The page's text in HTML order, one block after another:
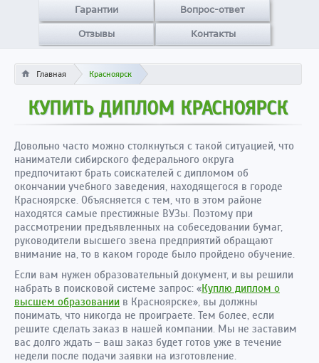
Гарантии Вопрос-ответ
Отзывы Контакты
Главная Красноярск
КУПИТЬ ДИПЛОМ КРАСНОЯРСК
Довольно часто можно столкнуться с такой ситуацией, что
наниматели сибирского федерального округа
предпочитают брать соискателей с дипломом об
окончании учебного заведения, находящегося в городе
Красноярске. Объясняется с тем, что в этом районе
находятся самые престижные ВУЗы. Поэтому при
рассмотрении предъявленных на собеседовании бумаг,
руководители высшего звена предприятий обращают
внимание на, то в каком городе было пройдено обучение.
Если вам нужен образовательный документ, и вы решили
набрать в поисковой системе запрос: «Куплю диплом о
высшем образовании в Красноярске», вы должны
понимать, что никогда не проиграете. Тем более, если
решите сделать заказ в нашей компании. Мы не заставим
вас долго ждать – ваш заказ будет готов уже в течение
недели после подачи заявки на изготовление.